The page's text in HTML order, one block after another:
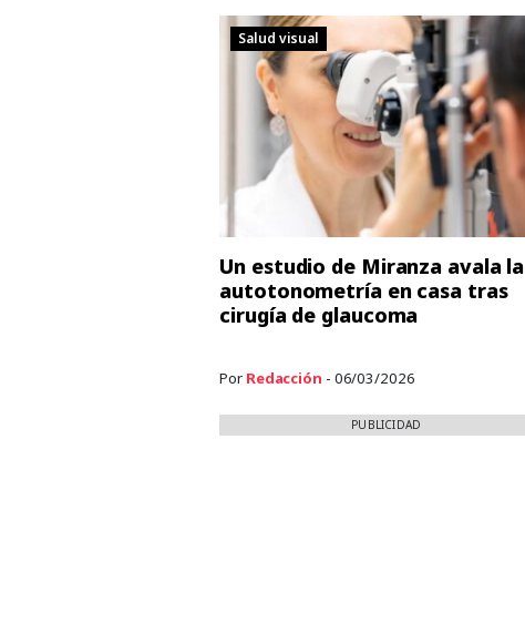
Salud visual
Un estudio de Miranza avala la
autotonometría en casa tras
cirugía de glaucoma
Por Redacción - 06/03/2026
PUBLICIDAD